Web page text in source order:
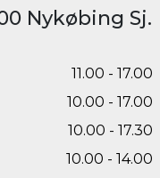
Nykøbing Sj.
11.00 - 17.00
10.00 - 17.00
10.00 - 17.30
10.00 - 14.00